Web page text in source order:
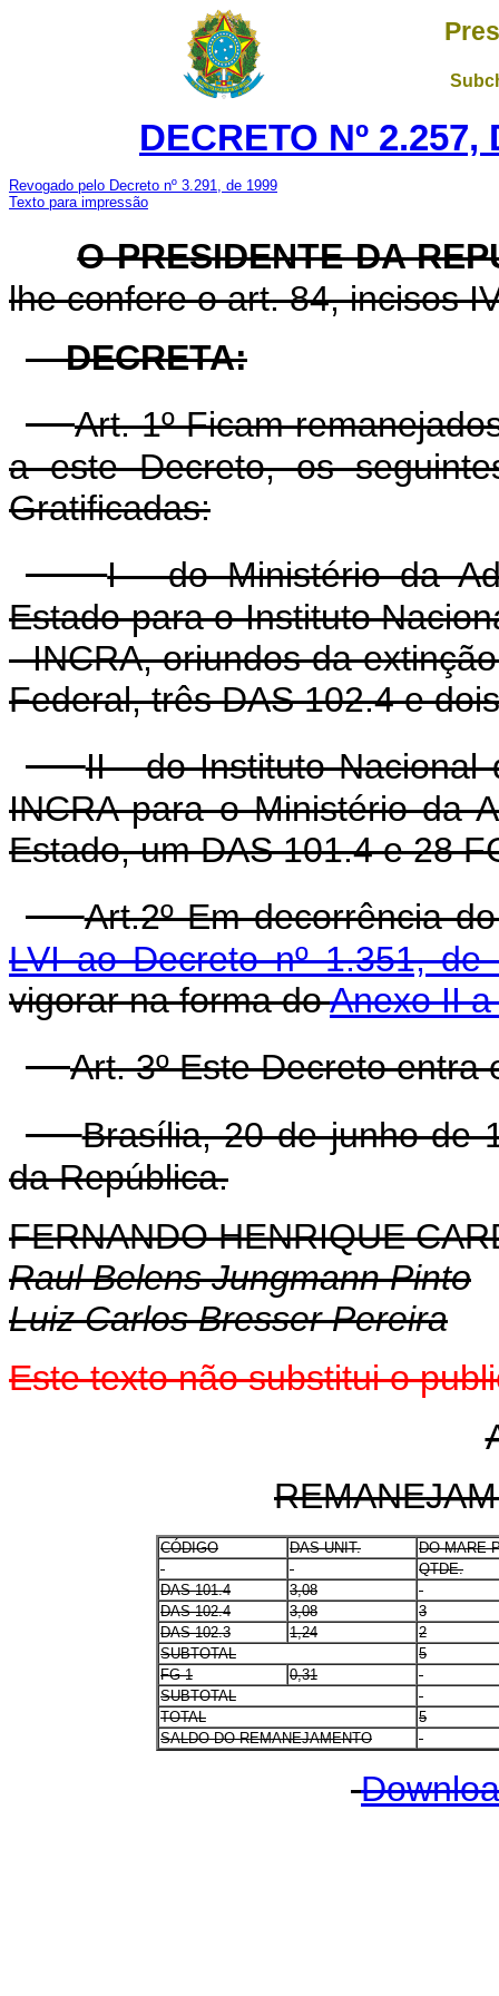
DECRETO Nº
Revogado pelo Decreto nº 3.291, de 1999
Texto para impressão
O PRESIDENTE DA
lhe confere o art. 84, incisos
DECRETA:
Art. 1º Ficam
a este Decreto, os
Gratificadas:
I - do Ministério da
Estado para o Instituto
- INCRA, oriundos da
Federal, três DAS 102.4 e
II - do Instituto Nacional
INCRA para o Ministério da
Estado, um DAS 101.4 e 28
Art.2º Em decorrência
LVI ao Decreto nº 1.351,
vigorar na forma doAnexo II
Art. 3º Este Decreto
Brasília, 20 de junho de
da República.
FERNANDO HENRIQUE
Raul Belens Jungmann Pinto
Luiz Carlos Bresser Pereira
Este texto não substitui o
CÓDIGO DAS-UNIT.
DO MARE
QTDE.
DAS 101.4
3,08
-
DAS 102.4
3,08
3
DAS 102.3
1,24
2
SUBTOTAL
5
FG-1
0,31
-
SUBTOTAL
-
TOTAL
5
SALDO DO REMANEJAMENTO